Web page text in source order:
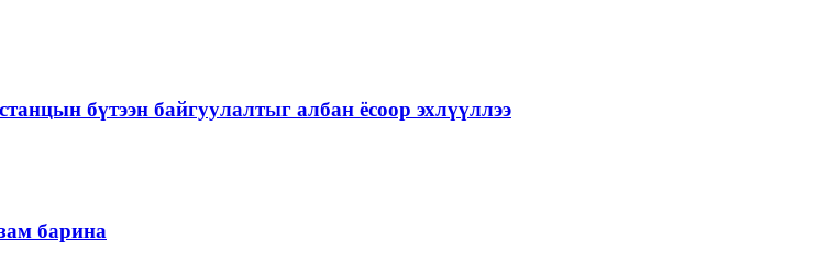
бүтээн байгуулалтыг албан ёсоор эхлүүллээ
барина